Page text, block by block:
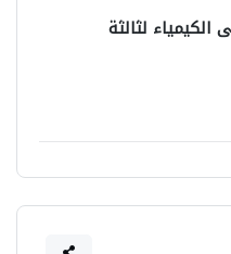
لثالثة